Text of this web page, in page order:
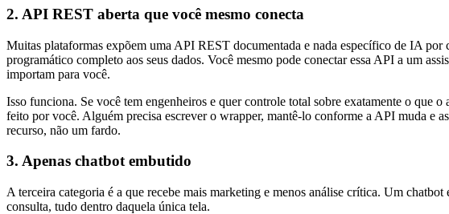
2. API REST aberta que você mesmo conecta
Muitas plataformas expõem uma API REST documentada e nada específico de IA
programático completo aos seus dados. Você mesmo pode conectar essa API a um
importam para você.
Isso funciona. Se você tem engenheiros e quer controle total sobre exatamente o que
feito por você. Alguém precisa escrever o wrapper, mantê-lo conforme a API muda e
recurso, não um fardo.
3. Apenas chatbot embutido
A terceira categoria é a que recebe mais marketing e menos análise crítica. Um
consulta, tudo dentro daquela única tela.